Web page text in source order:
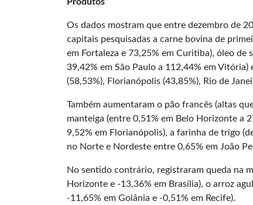
Os dados mostram que entre dezembro de
capitais pesquisadas a carne bovina de
em Fortaleza e 73,25% em Curitiba), óleo de
39,42% em São Paulo a 112,44% em
(58,53%), Florianópolis (43,85%), Rio de
Também aumentaram o pão francês (altas
manteiga (entre 0,51% em Belo Horizonte a
9,52% em Florianópolis), a farinha de trigo
no Norte e Nordeste entre 0,65% em João
No sentido contrário, registraram queda na
Horizonte e -13,36% em Brasília), o arroz
-11,65% em Goiânia e -0,51% em Recife).